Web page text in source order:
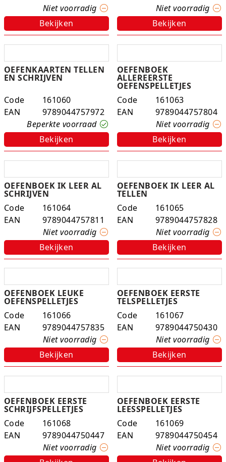
Niet voorradig
Bekijken
Niet voorradig
Bekijken
OEFENKAARTEN TELLEN
EN SCHRIJVEN
Code
161060
EAN
9789044757972
Beperkte voorraad
Bekijken
OEFENBOEK
ALLEREERSTE
OEFENSPELLETJES
Code
161063
EAN
9789044757804
Niet voorradig
Bekijken
OEFENBOEK IK LEER AL
SCHRIJVEN
Code
161064
EAN
9789044757811
Niet voorradig
Bekijken
OEFENBOEK IK LEER AL
TELLEN
Code
161065
EAN
9789044757828
Niet voorradig
Bekijken
OEFENBOEK LEUKE
OEFENSPELLETJES
Code
161066
EAN
9789044757835
Niet voorradig
Bekijken
OEFENBOEK EERSTE
TELSPELLETJES
Code
161067
EAN
9789044750430
Niet voorradig
Bekijken
OEFENBOEK EERSTE
SCHRIJFSPELLETJES
Code
161068
EAN
9789044750447
Niet voorradig
OEFENBOEK EERSTE
LEESSPELLETJES
Code
161069
EAN
9789044750454
Niet voorradig
Experimenteer dozen
Fien en Teun
Frozen
Geweren en pistolen
Gravitrax
Houten speelgoed
Klein speelgoed
Koffers en servies
K-pop Star
Little Dutch
Lumpin
Magnetic Construction Sets
Muziek
Opruiming
Peppa Pig
Pluche
Poppen
Roleplay
Ravensburger
Speelkleden
Zwijsen
Slingers
Klussentape
Kubushouders
Linialen
Nietmachines
Paperclips, punaises, etc
Parkeerschijf
Pen etui's
Pennenbakjes
Perforators
Plakband
Post-It
Puntenslijpers
Rainbow
Rekenmachines
Scharen en messen
Schrijfwaren
Stempels en toebeh.
Tesa power
Kaftplastic
Kopieer/print papier
Pin- en kassarollen
Schriften
Schrijfblokken
Plakdecoratie
Tape
Verzenddozen